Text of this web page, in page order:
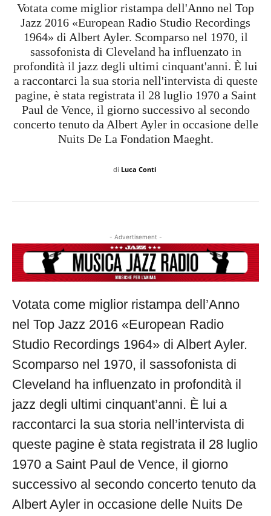
Votata come miglior ristampa dell'Anno nel Top
Jazz 2016 «European Radio Studio Recordings
1964» di Albert Ayler. Scomparso nel 1970, il
sassofonista di Cleveland ha influenzato in
profondità il jazz degli ultimi cinquant'anni. È lui
a raccontarci la sua storia nell'intervista di queste
pagine, è stata registrata il 28 luglio 1970 a Saint
Paul de Vence, il giorno successivo al secondo
concerto tenuto da Albert Ayler in occasione delle
Nuits De La Fondation Maeght.
di Luca Conti
- Advertisement -
Votata come miglior ristampa dell’Anno
nel Top Jazz 2016 «European Radio
Studio Recordings 1964» di Albert Ayler.
Scomparso nel 1970, il sassofonista di
Cleveland ha influenzato in profondità il
jazz degli ultimi cinquant’anni. È lui a
raccontarci la sua storia nell’intervista di
queste pagine è stata registrata il 28 luglio
1970 a Saint Paul de Vence, il giorno
successivo al secondo concerto tenuto da
Albert Ayler in occasione delle Nuits De